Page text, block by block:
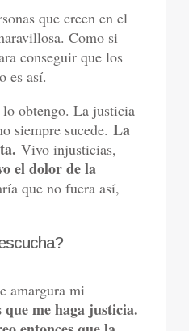
que creen en el
Como si
conseguir que los
es así.
obtengo. La justicia
siempre sucede.La
Vivo injusticias,
el dolor de la
que no fuera así,
amargura mi
me haga justicia.